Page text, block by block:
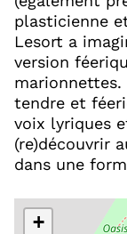
plasticienne
Lesort a
version
tendre et
voix lyriques
(re)découvrir
dans une
+